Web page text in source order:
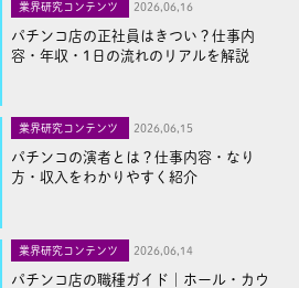
業界研究コンテンツ 2026,06,16
パチンコ店の正社員はきつい？仕事内
容・年収・1日の流れのリアルを解説
業界研究コンテンツ 2026,06,15
パチンコの演者とは？仕事内容・なり
方・収入をわかりやすく紹介
業界研究コンテンツ 2026,06,14
パチンコ店の職種ガイド｜ホール・カウ